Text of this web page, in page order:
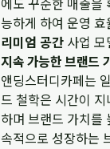
능하게 하여 운영
리미엄 공간 사업
지속 가능한 브랜드
앤딩스터디카페는
드 철학은 시간이
하며 브랜드 가치를
속적으로 성장하는